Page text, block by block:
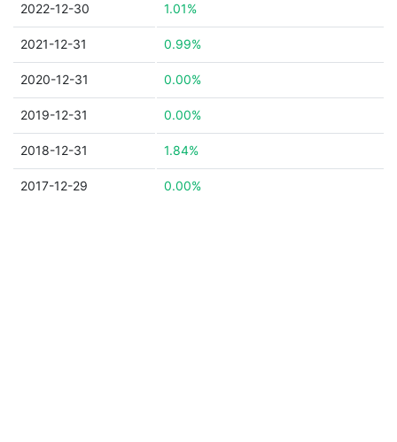
2022-12-30 1.01%
2021-12-31 0.99%
2020-12-31 0.00%
2019-12-31 0.00%
2018-12-31 1.84%
2017-12-29 0.00%